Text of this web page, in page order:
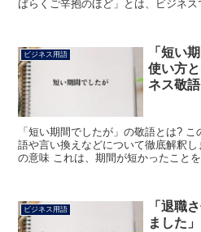
ばらくご辛抱のほど」とは、ビジネス
ビジネス用語
「短い
使い方
ネス敬
「短い期間でしたが」の敬語とは?
語や言い換えなどについて徹底解釈し
の意味 これは、期間が短かったこと
ビジネス用語
「退職
ました